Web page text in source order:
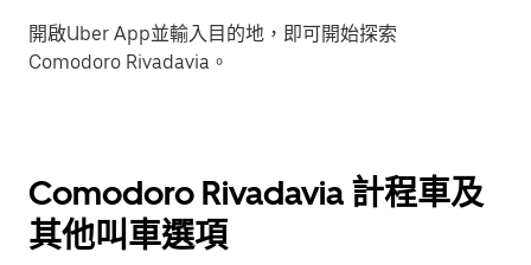
開啟Uber App並輸入目的地，即可開始探索
Comodoro Rivadavia。
Comodoro Rivadavia 計程車及
其他叫車選項